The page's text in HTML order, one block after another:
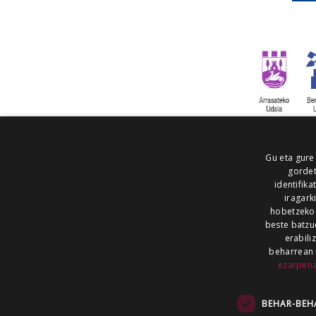
ALEA
NOAUA
Gu eta
hobetzeko.
beste
BEHAR-